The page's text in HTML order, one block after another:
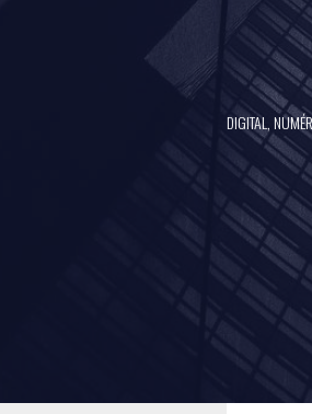
DIGITAL,